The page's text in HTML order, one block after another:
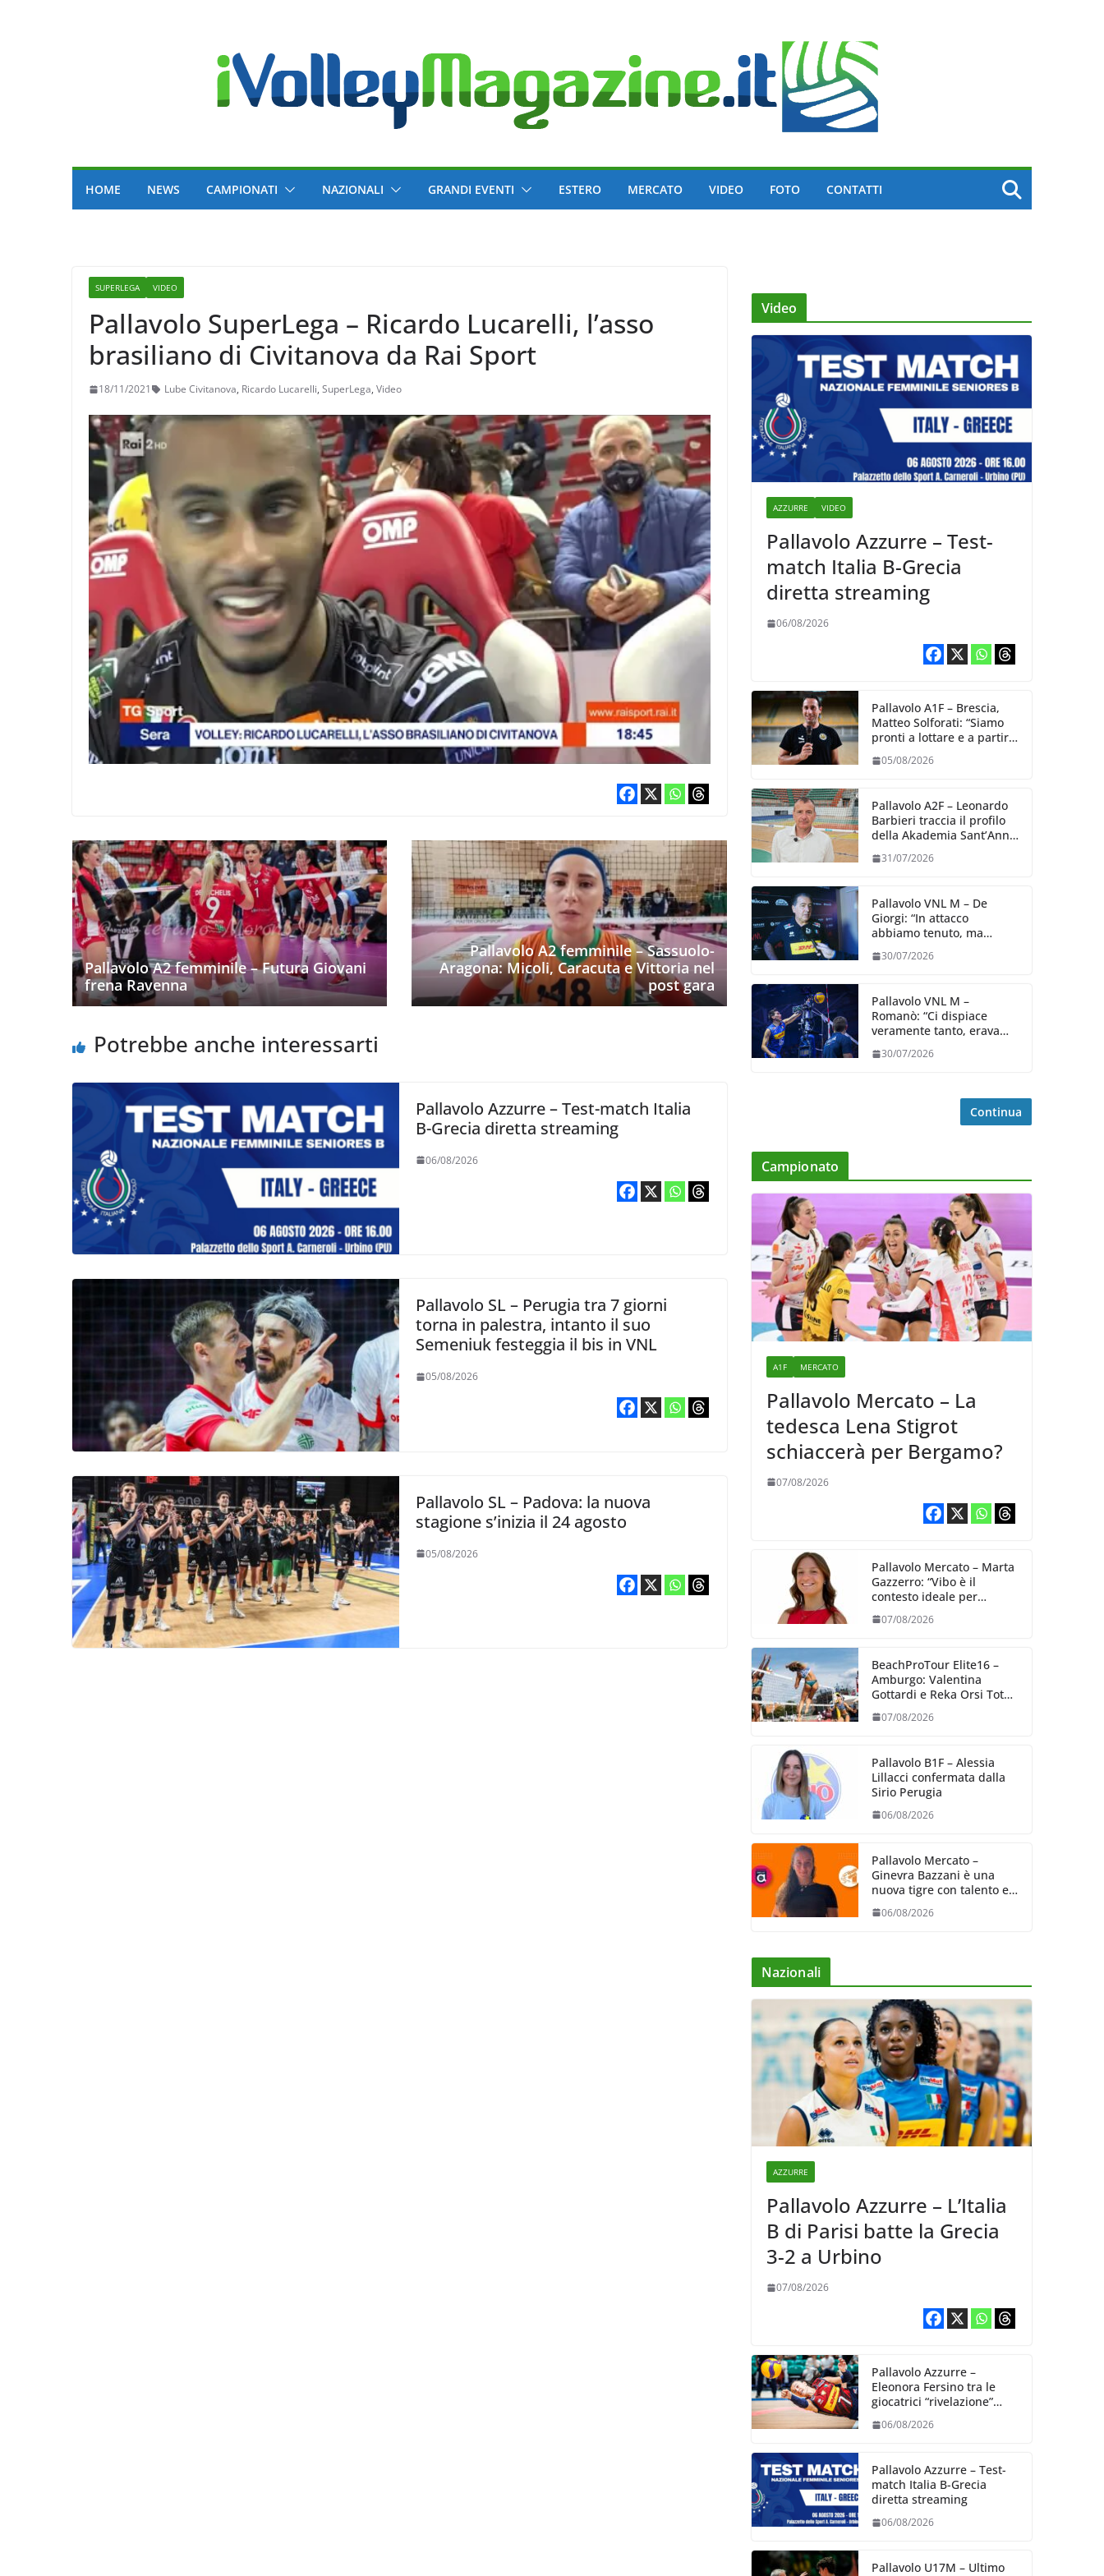
HOME NEWS CAMPIONATI NAZIONALI GRANDI EVENTI ESTERO MERCATO VIDEO FOTO CONTATTI
SUPERLEGA VIDEO
Pallavolo SuperLega – Ricardo Lucarelli, l’asso
brasiliano di Civitanova da Rai Sport
18/11/2021 Lube Civitanova, Ricardo Lucarelli, SuperLega, Video
Pallavolo A2 femminile – Futura Giovani
frena Ravenna
Pallavolo A2 femminile – Sassuolo-
Aragona: Micoli, Caracuta e Vittoria nel
post gara
Potrebbe anche interessarti
Pallavolo Azzurre – Test-match Italia
B-Grecia diretta streaming
06/08/2026
Pallavolo SL – Perugia tra 7 giorni
torna in palestra, intanto il suo
Semeniuk festeggia il bis in VNL
05/08/2026
Pallavolo SL – Padova: la nuova
stagione s’inizia il 24 agosto
05/08/2026
Video
AZZURRE VIDEO
Pallavolo Azzurre – Test-
match Italia B-Grecia
diretta streaming
06/08/2026
Pallavolo A1F – Brescia,
Matteo Solforati: “Siamo
pronti a lottare e a partire
giorno”
05/08/2026
Pallavolo A2F – Leonardo
Barbieri traccia il profilo
della Akademia Sant’Anna
31/07/2026
Pallavolo VNL M – De
Giorgi: “In attacco
abbiamo tenuto, ma
dalla prestazione in
30/07/2026
Pallavolo VNL M –
Romanò: “Ci dispiace
veramente tanto, eravamo
impareremo”
30/07/2026
Continua
Campionato
A1F MERCATO
Pallavolo Mercato – La
tedesca Lena Stigrot
schiaccerà per Bergamo?
07/08/2026
Pallavolo Mercato – Marta
Gazzerro: “Vibo è il
contesto ideale per
crescere e mettermi alla
prova”
07/08/2026
BeachProTour Elite16 –
Amburgo: Valentina
Gottardi e Reka Orsi Toth
partenza lanciata
07/08/2026
Pallavolo B1F – Alessia
Lillacci confermata dalla
Sirio Perugia
06/08/2026
Pallavolo Mercato –
Ginevra Bazzani è una
nuova tigre con talento ed
entusiasmo
06/08/2026
Nazionali
AZZURRE
Pallavolo Azzurre – L’Italia
B di Parisi batte la Grecia
3-2 a Urbino
07/08/2026
Pallavolo Azzurre –
Eleonora Fersino tra le
giocatrici “rivelazione”
Volleyball World
06/08/2026
Pallavolo Azzurre – Test-
match Italia B-Grecia
diretta streaming
06/08/2026
Pallavolo U17M – Ultimo